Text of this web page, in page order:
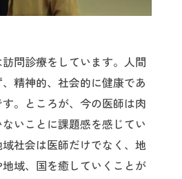
問診療をしています。人間
精神的、社会的に健康であ
。ところが、今の医師は肉
いことに課題感を感じてい
社会は医師だけでなく、地
域、国を癒していくことが